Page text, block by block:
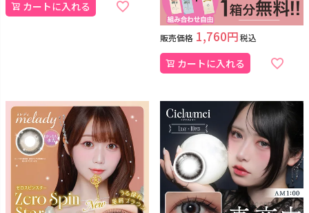
カートに入れる
販売価格 1,760 税込
カートに入れる